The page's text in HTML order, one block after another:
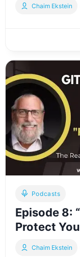
Chaim Ekstein
Podcasts
Episode 8:
Protect
Chaim Ekstein